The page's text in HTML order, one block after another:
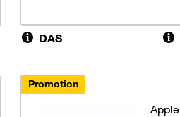
DAS
Promotion
Apple